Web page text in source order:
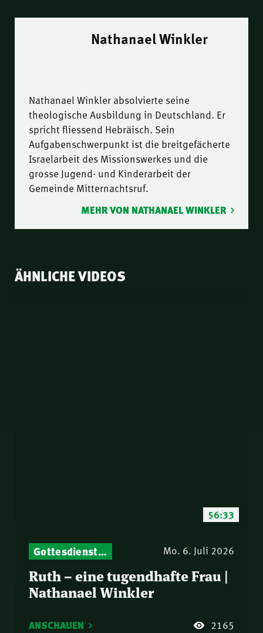
Nathanael Winkler
Nathanael Winkler absolvierte seine
theologische Ausbildung in Deutschland. Er
spricht fliessend Hebräisch. Sein
Aufgabenschwerpunkt ist die breitgefächerte
Israelarbeit des Missionswerkes und die
grosse Jugend- und Kinderarbeit der
Gemeinde Mitternachtsruf.
MEHR VON NATHANAEL WINKLER
ÄHNLICHE VIDEOS
56:33
Gottesdienst-Botschaften – Jeden Sonntag neu: Aktuelle Predigten vom Mitternachtsruf Mo. 6. Juli 2026
Ruth – eine tugendhafte Frau |
Nathanael Winkler
ANSCHAUEN 2165